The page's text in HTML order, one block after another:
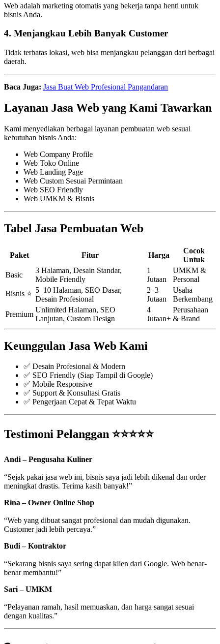
Web adalah marketing otomatis yang bekerja tanpa henti untuk
bisnis Anda.
4. Menjangkau Lebih Banyak Customer
Tidak terbatas lokasi, web bisa menjangkau pelanggan dari berbagai
daerah.
Baca Juga: Jasa Buat Web Profesional Pangandaran
Layanan Jasa Web yang Kami Tawarkan
Kami menyediakan berbagai layanan pembuatan web sesuai
kebutuhan bisnis Anda:
Web Company Profile
Web Toko Online
Web Landing Page
Web Custom Sesuai Permintaan
Web SEO Friendly
Web UMKM & Bisnis
Tabel Jasa Pembuatan Web
Paket Fitur Harga
Cocok
Untuk
Basic
3 Halaman, Desain Standar,
Mobile Friendly
1
Jutaan
UMKM &
Personal
Bisnis ⭐ 5–10 Halaman, SEO Dasar,
Desain Profesional
2–3
Jutaan
Usaha
Berkembang
Premium
Unlimited Halaman, SEO
Lanjutan, Custom Design
4
Jutaan+
Perusahaan
& Brand
Keunggulan Jasa Web Kami
✅ Desain Profesional & Modern
✅ SEO Friendly (Siap Tampil di Google)
✅ Mobile Responsive
✅ Support & Konsultasi Gratis
✅ Pengerjaan Cepat & Tepat Waktu
Testimoni Pelanggan ⭐⭐⭐⭐⭐
Andi – Pengusaha Kuliner
“Sejak pakai jasa web ini, bisnis saya jadi lebih dikenal dan order
meningkat drastis. Terima kasih banyak!”
Rina – Owner Online Shop
“Web yang dibuat sangat profesional dan mudah digunakan.
Customer jadi lebih percaya.”
Budi – Kontraktor
“Sekarang bisnis saya sering dapat klien dari Google. Web benar-
benar membantu!”
Sari – UMKM
“Pelayanan ramah, hasil memuaskan, dan harga sangat sesuai
dengan kualitas.”